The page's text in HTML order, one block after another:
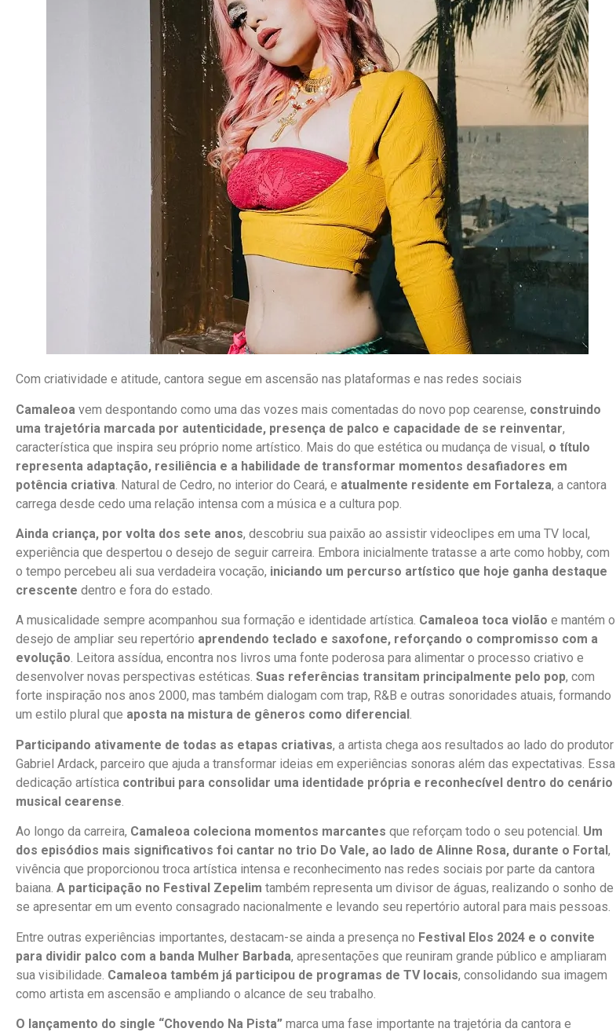
Com criatividade e atitude, cantora segue em ascensão nas plataformas e nas redes sociais
Camaleoa vem despontando como uma das vozes mais comentadas do novo pop cearense, construindo
uma trajetória marcada por autenticidade, presença de palco e capacidade de se reinventar,
característica que inspira seu próprio nome artístico. Mais do que estética ou mudança de visual, o título
representa adaptação, resiliência e a habilidade de transformar momentos desafiadores em
potência criativa . Natural de Cedro, no interior do Ceará, e atualmente residente em Fortaleza, a cantora
carrega desde cedo uma relação intensa com a música e a cultura pop.
Ainda criança, por volta dos sete anos, descobriu sua paixão ao assistir videoclipes em uma TV local,
experiência que despertou o desejo de seguir carreira. Embora inicialmente tratasse a arte como hobby, com
o tempo percebeu ali sua verdadeira vocação, iniciando um percurso artístico que hoje ganha destaque
crescente dentro e fora do estado.
A musicalidade sempre acompanhou sua formação e identidade artística. Camaleoa toca violão e mantém o
desejo de ampliar seu repertório aprendendo teclado e saxofone, reforçando o compromisso com a
evolução. Leitora assídua, encontra nos livros uma fonte poderosa para alimentar o processo criativo e
desenvolver novas perspectivas estéticas. Suas referências transitam principalmente pelo pop, com
forte inspiração nos anos 2000, mas também dialogam com trap, R&B e outras sonoridades atuais, formando
um estilo plural que aposta na mistura de gêneros como diferencial .
Participando ativamente de todas as etapas criativas, a artista chega aos resultados ao lado do produtor
Gabriel Ardack, parceiro que ajuda a transformar ideias em experiências sonoras além das expectativas. Essa
dedicação artística contribui para consolidar uma identidade própria e reconhecível dentro do cenário
musical cearense.
Ao longo da carreira, Camaleoa coleciona momentos marcantes que reforçam todo o seu potencial. Um
dos episódios mais significativos foi cantar no trio Do Vale, ao lado de Alinne Rosa, durante o Fortal ,
vivência que proporcionou troca artística intensa e reconhecimento nas redes sociais por parte da cantora
baiana. A participação no Festival Zepelim também representa um divisor de águas, realizando o sonho de
se apresentar em um evento consagrado nacionalmente e levando seu repertório autoral para mais pessoas.
Entre outras experiências importantes, destacam-se ainda a presença no Festival Elos 2024 e o convite
para dividir palco com a banda Mulher Barbada, apresentações que reuniram grande público e ampliaram
sua visibilidade. Camaleoa também já participou de programas de TV locais, consolidando sua imagem
como artista em ascensão e ampliando o alcance de seu trabalho.
O lançamento do single “Chovendo Na Pista” marca uma fase importante na trajetória da cantora e